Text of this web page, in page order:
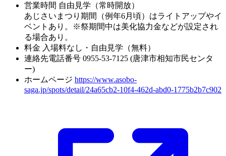
営業時間 自由見学（常時開放）
あじさいまつり期間（例年6月頃）はライトアップやイ
ベントあり。※祭期間中は美化協力金などが設定され
る場合あり。
料金 入場料なし・自由見学（無料）
連絡先電話番号 0955-53-7125 (唐津市相知市民センタ
ー)
ホームページ https://www.asobo-
saga.jp/spots/detail/24a65cb2-10f4-462d-abd0-1775b2b7c902